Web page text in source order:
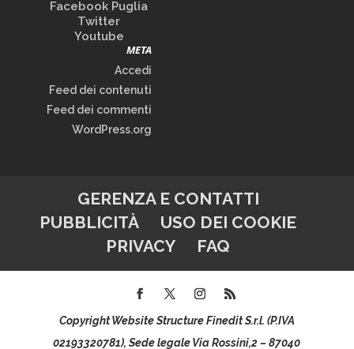
Facebook Puglia
Twitter
Youtube
META
Accedi
Feed dei contenuti
Feed dei commenti
WordPress.org
GERENZA E CONTATTI
PUBBLICITÀ
USO DEI COOKIE
PRIVACY
FAQ
Copyright Website Structure Finedit S.r.l. (P.IVA
02193320781), Sede legale Via Rossini,2 – 87040